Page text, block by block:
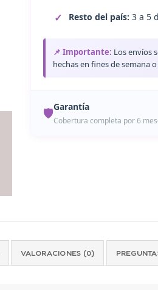
Resto del país: 3 a 5
📌 Importante: Los envíos
hechas en fines de semana
🛡️Garantía
Cobertura completa por 6
¿Problemas con tu
VALORACIONES (0)